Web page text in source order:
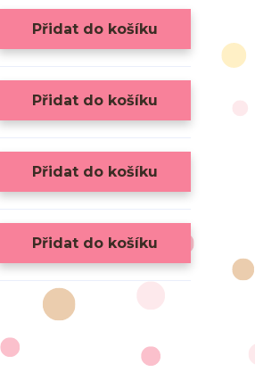
Přidat do košíku
Přidat do košíku
Přidat do košíku
Přidat do košíku